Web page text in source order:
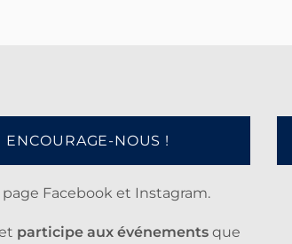
ENCOURAGE-NOUS !
Facebook et Instagram.
participe aux événements que